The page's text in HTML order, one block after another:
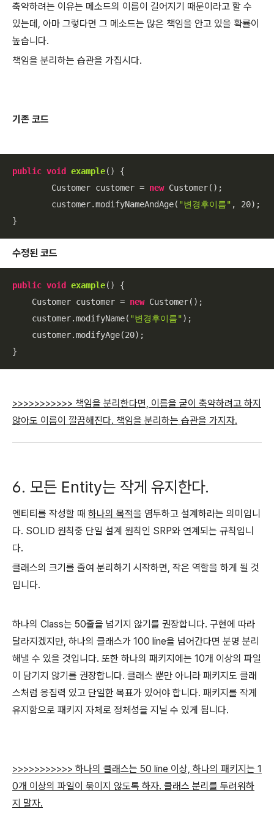
축약하려는 이유는 메소드의 이름이 길어지기 때문이라고 할 수
있는데, 아마 그렇다면 그 메소드는 많은 책임을 안고 있을 확률이
높습니다.
책임을 분리하는 습관을 가집시다.
기존 코드
public void example()
{
        Customer customer =
new Customer();
        customer.modifyNameAndAge(
"변경후이름" , 20);
}
수정된 코드
public void example()
{
    Customer customer =
new Customer();
    customer.modifyName(
"변경후이름");
    customer.modifyAge(
20);
}
>>>>>>>>>>> 책임을 분리한다면, 이름을 굳이 축약하려고 하지
않아도 이름이 깔끔해진다. 책임을 분리하는 습관을 가지자.
6. 모든 Entity는 작게 유지한다.
엔티티를 작성할 때 하나의 목적을 염두하고 설계하라는 의미입니
다. SOLID 원칙중 단일 설계 원칙인 SRP와 연계되는 규칙입니
다.
클래스의 크기를 줄여 분리하기 시작하면, 작은 역할을 하게 될 것
입니다.
하나의 Class는 50줄을 넘기지 않기를 권장합니다. 구현에 따라
달라지겠지만, 하나의 클래스가 100 line을 넘어간다면 분명 분리
해낼 수 있을 것입니다. 또한 하나의 패키지에는 10개 이상의 파일
이 담기지 않기를 권장합니다. 클래스 뿐만 아니라 패키지도 클래
스처럼 응집력 있고 단일한 목표가 있어야 합니다. 패키지를 작게
유지함으로 패키지 자체로 정체성을 지닐 수 있게 됩니다.
>>>>>>>>>>> 하나의 클래스는 50 line 이상, 하나의 패키지는 1
0개 이상의 파일이 묶이지 않도록 하자. 클래스 분리를 두려워하
지 말자.